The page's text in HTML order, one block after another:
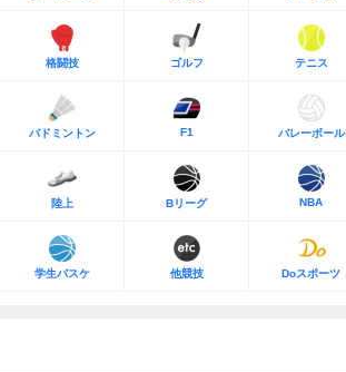
格闘技 ゴルフ テニス
バドミントン F1 バレーボール
陸上 Bリーグ NBA
学生バスケ 他競技 Doスポーツ